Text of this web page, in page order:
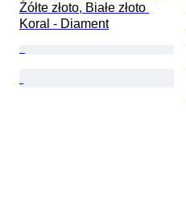
Żółte złoto, Białe złoto
Koral - Diament